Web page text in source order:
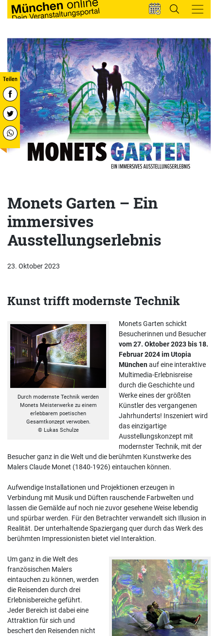
Monets Garten – Ein
immersives
Ausstellungserlebnis
23. Oktober 2023
Kunst trifft modernste Technik
Durch modernste Technik werden
Monets Meisterwerke zu einem
erlebbarem poetischen
Gesamtkonzept verwoben.
© Lukas Schulze
Monets Garten schickt
Besucherinnen und Besucher
vom 27. Oktober 2023 bis 18.
Februar 2024 im Utopia
Münchenauf eine interaktive
Multimedia-Erlebnisreise
durch die Geschichte und
Werke eines der größten
Künstler des vergangenen
Jahrhunderts! Inszeniert wird
das einzigartige
Ausstellungskonzept mit
modernster Technik, mit der
Besucher ganz in die Welt und die berühmten Kunstwerke des
Malers Claude Monet (1840-1926) eintauchen können.
Aufwendige Installationen und Projektionen erzeugen in
Verbindung mit Musik und Düften rauschende Farbwelten und
lassen die Gemälde auf noch nie zuvor gesehene Weise lebendig
und spürbar werden. Für den Betrachter verwandelt sich Illusion in
Realität. Der unterhaltende Spaziergang quer durch das Werk des
berühmten Impressionisten bietet viel Interaktion.
Um ganz in die Welt des
französischen Malers
eintauchen zu können, werden
die Reisenden durch drei
Erlebnisbereiche geführt.
Jeder Bereich ist dabei eine
Attraktion für sich und
beschert den Reisenden nicht